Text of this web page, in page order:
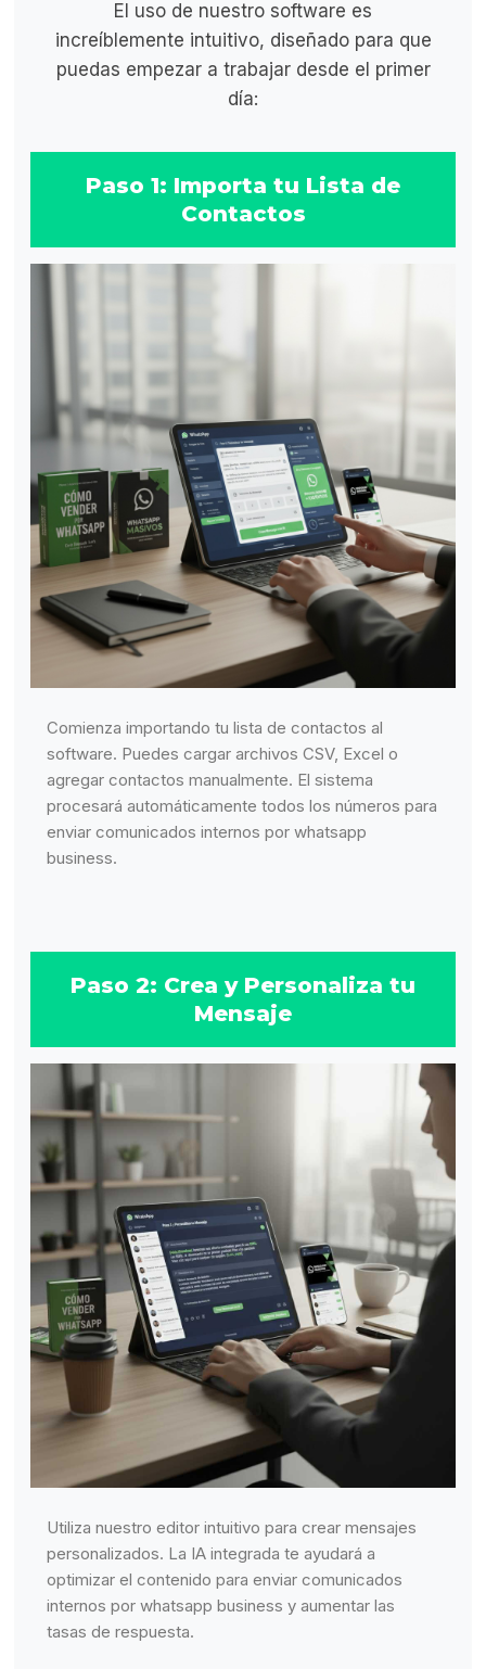
El uso de nuestro software es
increíblemente intuitivo, diseñado para que
puedas empezar a trabajar desde el primer
día:
Paso 1: Importa tu Lista de
Contactos
Comienza importando tu lista de contactos al
software. Puedes cargar archivos CSV, Excel o
agregar contactos manualmente. El sistema
procesará automáticamente todos los números para
enviar comunicados internos por whatsapp
business.
Paso 2: Crea y Personaliza tu
Mensaje
Utiliza nuestro editor intuitivo para crear mensajes
personalizados. La IA integrada te ayudará a
optimizar el contenido para enviar comunicados
internos por whatsapp business y aumentar las
tasas de respuesta.